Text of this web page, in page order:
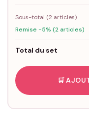
Sous-total (2articles)
Remise -5% (2 articles)
Total du set
🛒